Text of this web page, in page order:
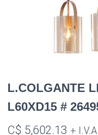
L.COLGANTE
L60XD15 #
C$ 5,602.13 + I.V.A